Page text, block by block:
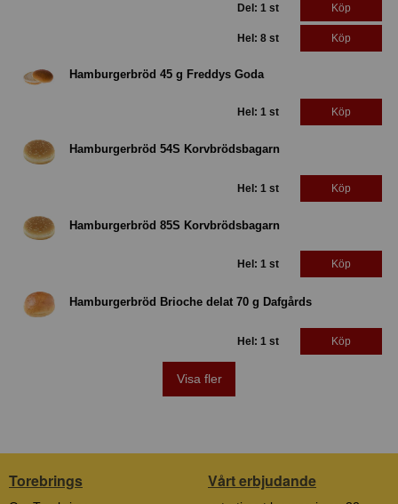
Del: 1 st Köp
Hel: 8 st Köp
Hamburgerbröd 45 g Freddys Goda
Hel: 1 st Köp
Hamburgerbröd 54S Korvbrödsbagarn
Hel: 1 st Köp
Hamburgerbröd 85S Korvbrödsbagarn
Hel: 1 st Köp
Hamburgerbröd Brioche delat 70 g Dafgårds
Hel: 1 st Köp
Visa fler
Torebrings Vårt erbjudande